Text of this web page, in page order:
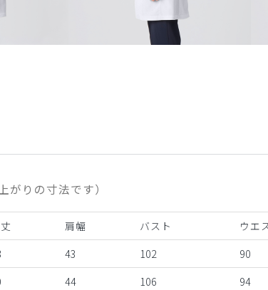
がりの寸法です）
肩幅 バスト ウエ
43 102 90
44 106 94